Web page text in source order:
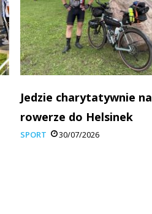
Jedzie charytatywnie na
rowerze do Helsinek
SPORT 30/07/2026